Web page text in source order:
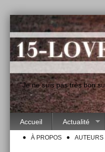
"Je ne suis pas très bon
Accueil Actualité
À PROPOS AUTEURS